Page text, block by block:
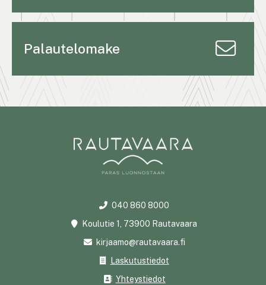
Palautelomake
040 860 8000
Koulutie 1, 73900 Rautavaara
kirjaamo@rautavaara.fi
Laskutustiedot
Yhteystiedot